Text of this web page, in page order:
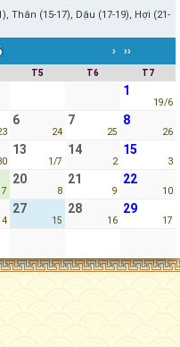
Thân (15-17), Dậu (17-19), Hợi (21-
› ››
T5 T6 T7
1
19/6
6
24
7
25
8
26
13
1/7
14
2
15
3
7
20
8
21
9
22
10
27
15
28
16
29
17